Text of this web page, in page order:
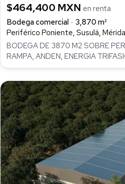
$464,400 MXN en renta
Bodega comercial
3,870 m²
Periférico Poniente, Susulá, Mérida
BODEGA DE 3870 M2 SOBRE
RAMPA, ANDEN, ENERGIA